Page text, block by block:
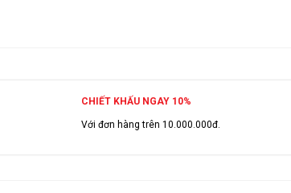
CHIẾT KHẤU NGAY 10%
Với đơn hàng trên 10.000.000đ.